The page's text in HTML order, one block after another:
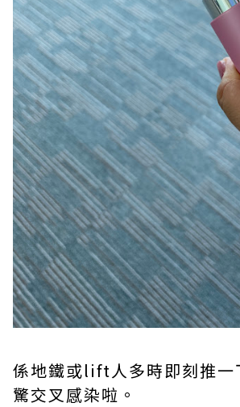
係地鐵或lift人多時即刻推一
驚交叉感染啦。